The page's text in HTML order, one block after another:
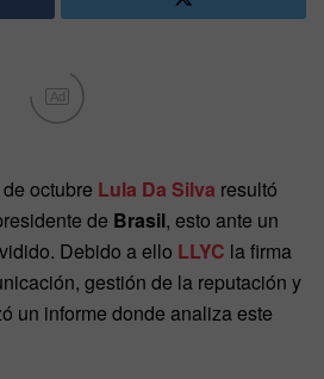
Ad
octubre Lula Da Silva resultó
de Brasil, esto ante un
Debido a ello LLYC la firma
gestión de la reputación y
un informe donde analiza este